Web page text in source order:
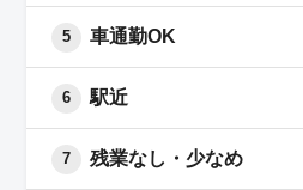
5 車通勤OK
6 駅近
7 残業なし・少なめ